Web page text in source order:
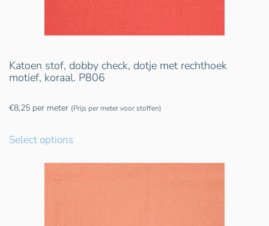
Katoen stof, dobby check, dotje met rechthoek
motief, koraal. P806
€8,25 per meter (Prijs per meter voor stoffen)
Select options